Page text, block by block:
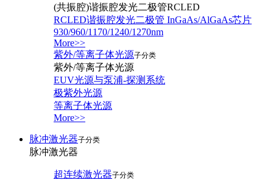
(共振腔)谐振腔发光二极管RCLED
RCLED谐振腔发光二极管 InGaAs/AlGaAs芯片
930/960/1170/1240/1270nm
More>>
紫外/等离子体光源子分类
紫外/等离子体光源
EUV光源与泵浦-探测系统
极紫外光源
等离子体光源
More>>
脉冲激光器子分类
脉冲激光器
超连续激光器子分类